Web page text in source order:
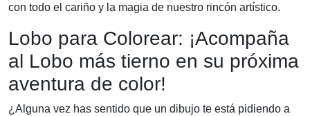
con todo el cariño y la magia de nuestro rincón artístico.
Lobo para Colorear: ¡Acompaña
al Lobo más tierno en su próxima
aventura de color!
¿Alguna vez has sentido que un dibujo te está pidiendo a